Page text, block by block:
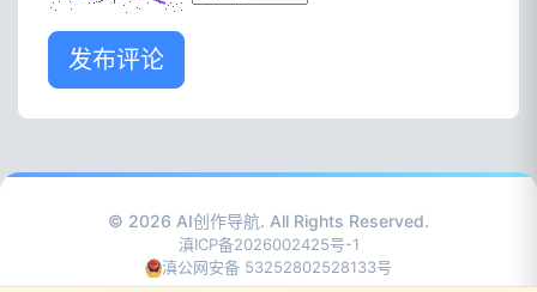
发布评论
© 2026 AI创作导航. All Rights Reserved.
滇ICP备2026002425号-1
滇公网安备 53252802528133号